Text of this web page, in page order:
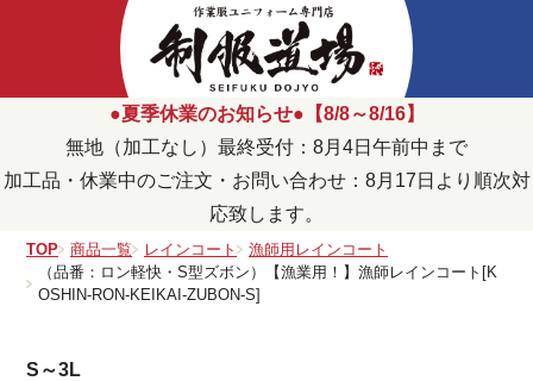
●夏季休業のお知らせ●【8/8～8/16】
無地（加工なし）最終受付：8月4日午前中まで
加工品・休業中のご注文・お問い合わせ：8月17日より順次対
応致します。
TOP 商品一覧 レインコート
漁師用レインコート
（品番：ロン軽快・S型ズボン）【漁業用！】漁師レインコート[K
OSHIN-RON-KEIKAI-ZUBON-S]
S～3L